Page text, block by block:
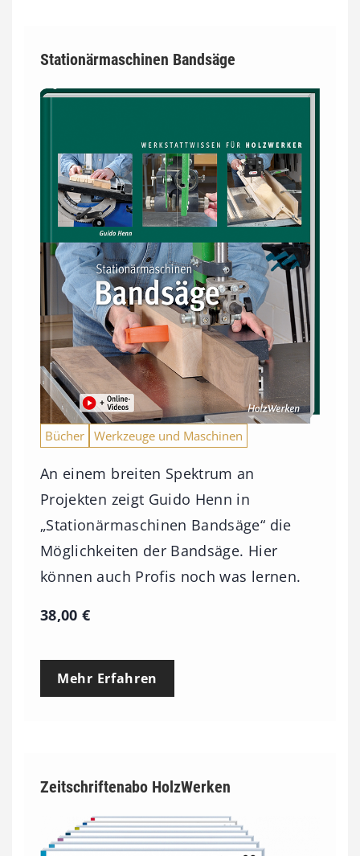
Stationärmaschinen Bandsäge
Bücher Werkzeuge und Maschinen
An einem breiten Spektrum an
Projekten zeigt Guido Henn in
„Stationärmaschinen Bandsäge“ die
Möglichkeiten der Bandsäge. Hier
können auch Profis noch was lernen.
38,00€
Mehr Erfahren
Zeitschriftenabo HolzWerken